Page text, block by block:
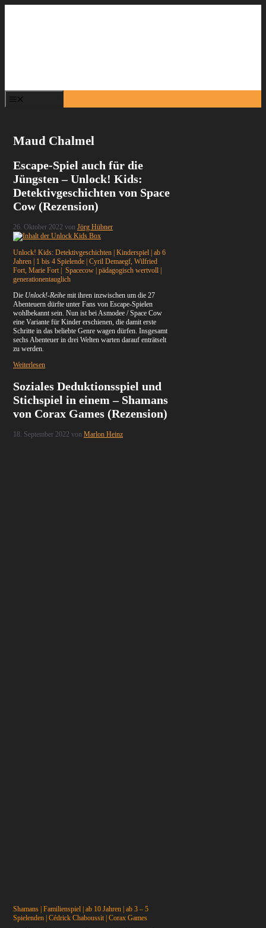
Maud Chalmel
Escape-Spiel auch für die
Jüngsten – Unlock! Kids:
Detektivgeschichten von Space
Cow (Rezension)
26. Oktober 2022 vonJörg Hübner
Unlock! Kids: Detektivgeschichten | Kinderspiel | ab 6
Jahren | 1 bis 4 Spielende | Cyril Demaegf, Wilfried
Fort, Marie Fort | Spacecow | pädagogisch wertvoll |
generationentauglich
Die Unlock!-Reihe mit ihren inzwischen um die 27
Abenteuern dürfte unter Fans von Escape-Spielen
wohlbekannt sein. Nun ist bei Asmodee / Space Cow
eine Variante für Kinder erschienen, die damit erste
Schritte in das beliebte Genre wagen dürfen. Insgesamt
sechs Abenteuer in drei Welten warten darauf enträtselt
zu werden.
Weiterlesen
Soziales Deduktionsspiel und
Stichspiel in einem – Shamans
von Corax Games (Rezension)
18. September 2022 vonMarlon Heinz
Shamans | Familienspiel | ab 10 Jahren | ab 3 – 5
Spielenden | Cédrick Chaboussit | Corax Games